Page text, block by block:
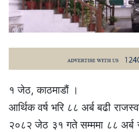
१ जेठ, काठमाडौं ।
आर्थिक वर्ष भरि ८८ अर्ब बढी
२०८२ जेठ ३१ गते सम्ममा ८८ अर्ब